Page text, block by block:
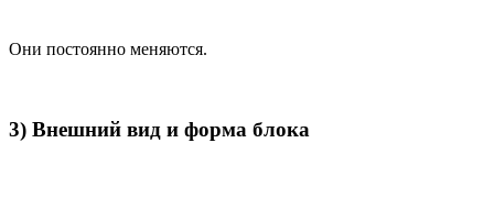
Они постоянно меняются.
3) Внешний вид и форма блока